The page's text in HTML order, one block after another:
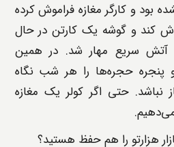
بود و کارگر مغازه فراموش کرده
کند و گوشه یک کارتن در حال
آتش سریع مهار شد. در همین
حجره‌ها را هر شب نگاه
نباشد. حتی اگر کولر یک مغازه
هزارتو را هم حفظ هستید؟